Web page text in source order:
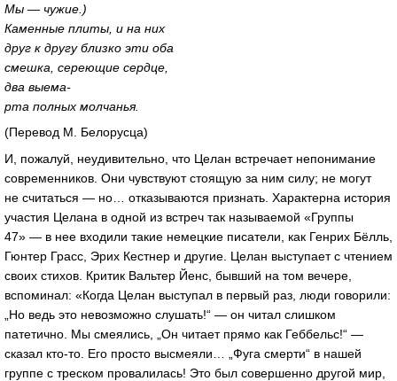
Мы — чужие.)
Каменные плиты, и на них
друг к другу близко эти оба
смешка, сереющие сердце,
два выема-
рта полных молчанья.
(Перевод М. Белорусца)
И, пожалуй, неудивительно, что Целан встречает непонимание
современников. Они чувствуют стоящую за ним силу; не могут
не считаться — но… отказываются признать. Характерна история
участия Целана в одной из встреч так называемой «Группы
47» — в нее входили такие немецкие писатели, как Генрих Бёлль,
Гюнтер Грасс, Эрих Кестнер и другие. Целан выступает с чтением
своих стихов. Критик Вальтер Йенс, бывший на том вечере,
вспоминал: «Когда Целан выступал в первый раз, люди говорили:
„Но ведь это невозможно слушать!“ — он читал слишком
патетично. Мы смеялись, „Он читает прямо как Геббельс!“ —
сказал кто-то . Его просто высмеяли… „Фуга смерти“ в нашей
группе с треском провалилась! Это был совершенно другой мир,